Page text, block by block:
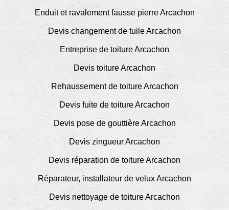
Enduit et ravalement fausse pierre Arcachon
Devis changement de tuile Arcachon
Entreprise de toiture Arcachon
Devis toiture Arcachon
Rehaussement de toiture Arcachon
Devis fuite de toiture Arcachon
Devis pose de gouttière Arcachon
Devis zingueur Arcachon
Devis réparation de toiture Arcachon
Réparateur, installateur de velux Arcachon
Devis nettoyage de toiture Arcachon